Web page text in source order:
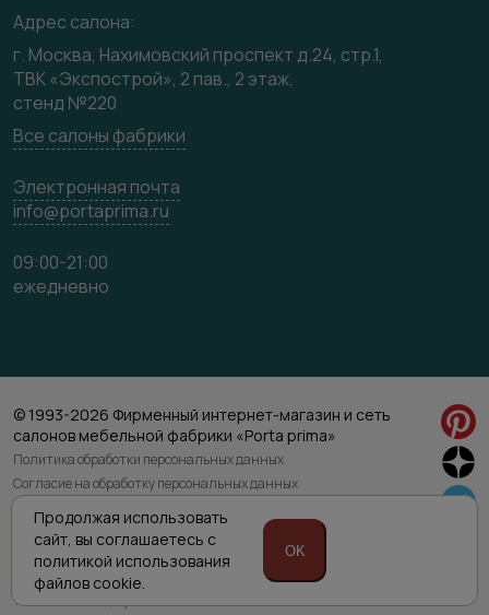
Видео
Карта сайта
Адрес салона:
г. Москва, Нахимовский проспект д.24, стр.1,
ТВК «Экспострой», 2 пав., 2 этаж,
стенд №220
Все салоны фабрики
Электронная почта
info@portaprima.ru
09:00-21:00
ежедневно
© 1993-2026 Фирменный интернет-магазин и сеть
салонов мебельной фабрики «Porta prima»
Политика обработки персональных данных
Согласие на обработку персональных данных
Приведенная на сайте информация не является публичной офертой
и носит информационно ознакомительный характер.
Для уточнения наличия и характеристик товара просьба обращаться
к менеджерам интернет магазина по указанным номерам телефонов.
Техническая поддержка сайта RuMaster
Продолжая использовать
сайт, вы соглашаетесь с
политикой использования
файлов cookie.
OK